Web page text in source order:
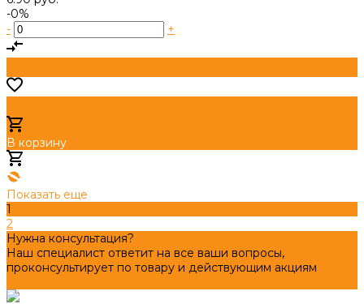
-0%
-
+
В корзину
Показать еще
1
2
Нужна консультация?
Наш специалист ответит на все ваши вопросы,
проконсультирует по товару и действующим акциям